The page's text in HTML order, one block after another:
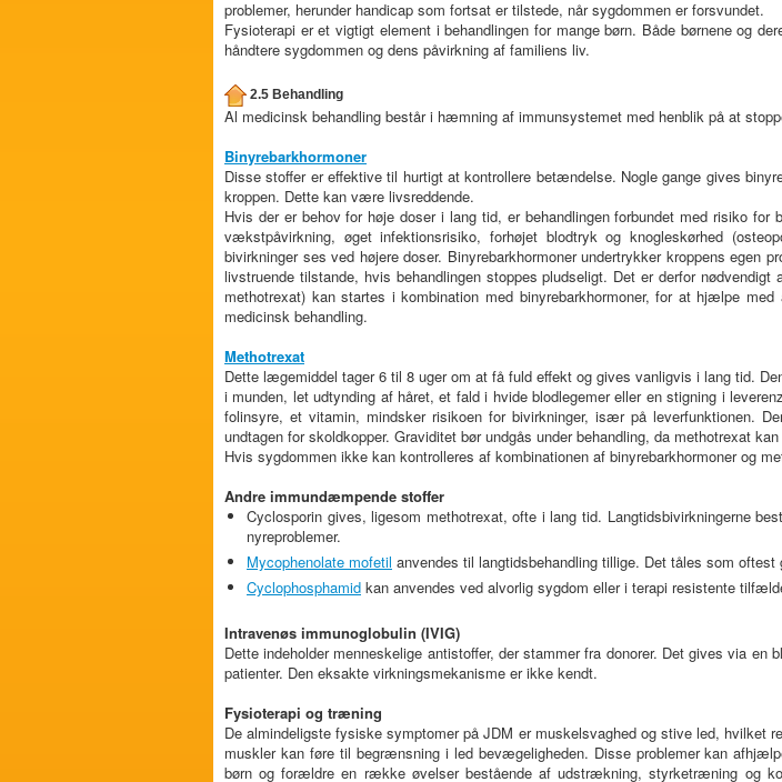
problemer, herunder handicap som fortsat er tilstede, når sygdommen er forsvundet.
Fysioterapi er et vigtigt element i behandlingen for mange børn. Både børnene og
håndtere sygdommen og dens påvirkning af familiens liv.
2.5 Behandling
Al medicinsk behandling består i hæmning af immunsystemet med henblik på at
Binyrebarkhormoner
Disse stoffer er effektive til hurtigt at kontrollere betændelse. Nogle gange gives
kroppen. Dette kan være livsreddende.
Hvis der er behov for høje doser i lang tid, er behandlingen forbundet med risiko for
vækstpåvirkning, øget infektionsrisiko, forhøjet blodtryk og knogleskørhed
bivirkninger ses ved højere doser. Binyrebarkhormoner undertrykker kroppens egen
livstruende tilstande, hvis behandlingen stoppes pludseligt. Det er derfor
methotrexat) kan startes i kombination med binyrebarkhormoner, for at hjælpe
medicinsk behandling.
Methotrexat
Dette lægemiddel tager 6 til 8 uger om at få fuld effekt og gives vanligvis i lang tid.
i munden, let udtynding af håret, et fald i hvide blodlegemer eller en stigning i
folinsyre, et vitamin, mindsker risikoen for bivirkninger, især på leverfunktionen.
undtagen for skoldkopper. Graviditet bør undgås under behandling, da methotrexat
Hvis sygdommen ikke kan kontrolleres af kombinationen af binyrebarkhormoner og
Andre immundæmpende stoffer
Cyclosporin gives, ligesom methotrexat, ofte i lang tid. Langtidsbivirkningerne
nyreproblemer.
Mycophenolate mofetil anvendes til langtidsbehandling tillige. Det tåles som
Cyclophosphamid kan anvendes ved alvorlig sygdom eller i terapi resistente
Intravenøs immunoglobulin (IVIG)
Dette indeholder menneskelige antistoffer, der stammer fra donorer. Det gives via
patienter. Den eksakte virkningsmekanisme er ikke kendt.
Fysioterapi og træning
De almindeligste fysiske symptomer på JDM er muskelsvaghed og stive led, hvilket
muskler kan føre til begrænsning i led bevægeligheden. Disse problemer kan
børn og forældre en række øvelser bestående af udstrækning, styrketræning og